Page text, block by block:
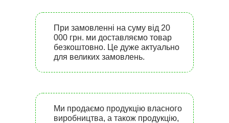
При замовленні на суму від 20
000 грн. ми доставляємо товар
безкоштовно. Це дуже актуально
для великих замовлень.
Ми продаємо продукцію власного
виробництва, а також продукцію,